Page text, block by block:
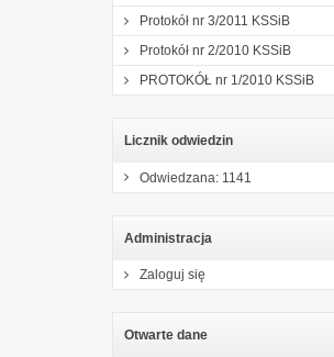
Protokół nr 3/2011 KSSiB
Protokół nr 2/2010 KSSiB
PROTOKÓŁ nr 1/2010 KSSiB
Licznik odwiedzin
Odwiedzana: 1141
Administracja
Zaloguj się
Otwarte dane